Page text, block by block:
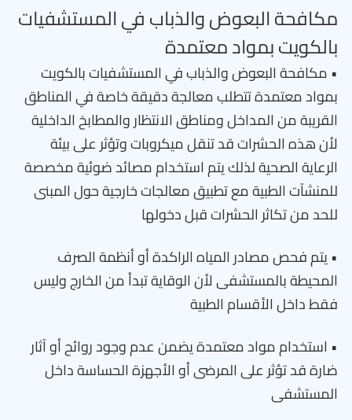
مكافحة البعوض والذباب في المستشفيات
بالكويت بمواد معتمدة
• مكافحة البعوض والذباب في المستشفيات بالكويت
بمواد معتمدة تتطلب معالجة دقيقة خاصة في المناطق
القريبة من المداخل ومناطق الانتظار والمطابخ الداخلية
لأن هذه الحشرات قد تنقل ميكروبات وتؤثر على بيئة
الرعاية الصحية لذلك يتم استخدام مصائد ضوئية مخصصة
للمنشآت الطبية مع تطبيق معالجات خارجية حول المبنى
للحد من تكاثر الحشرات قبل دخولها
• يتم فحص مصادر المياه الراكدة أو أنظمة الصرف
المحيطة بالمستشفى لأن الوقاية تبدأ من الخارج وليس
فقط داخل الأقسام الطبية
• استخدام مواد معتمدة يضمن عدم وجود روائح أو آثار
ضارة قد تؤثر على المرضى أو الأجهزة الحساسة داخل
المستشفى